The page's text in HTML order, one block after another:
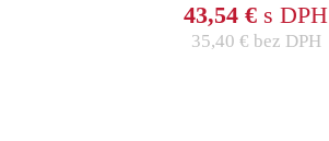
43,54 € s DPH
35,40 € bez DPH